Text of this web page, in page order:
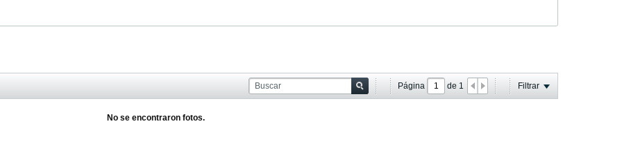
Página de 1 Filtrar
No se encontraron fotos.